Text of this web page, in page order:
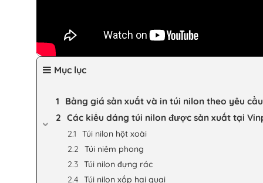
Mục lục
Bảng giá sản xuất và in túi nilon theo yêu cầu
Các kiểu dáng túi nilon được sản xuất tại
Túi nilon hột xoài
Túi niêm phong
Túi nilon đựng rác
Túi nilon xốp hai quai